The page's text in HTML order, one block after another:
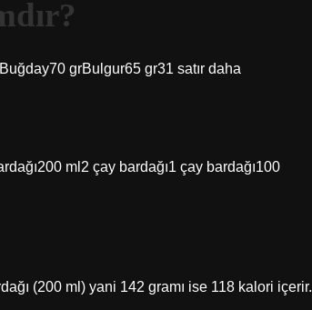
grBulgur65 gr31 satır daha
ml2 çay bardağı1 çay bardağı100
(200 ml) yani 142 gramı ise 118 kalori içerir.